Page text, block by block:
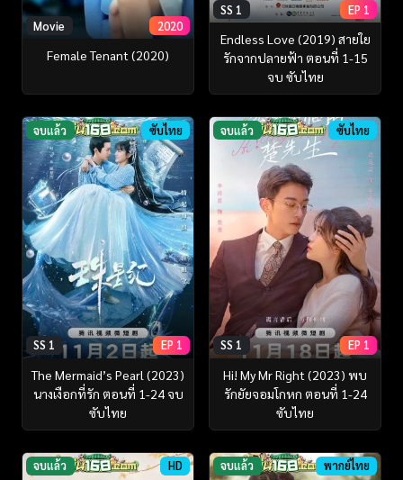
Movie 2020
Female Tenant (2020)
SS 1 EP 1
Endless Love (2019) สายใย
รักจากปลายฟ้า ตอนที่ 1-15
จบ ซับไทย
จบแล้ว ซับไทย
SS 1 EP 1
The Mermaid’s Pearl (2023)
นางเงือกที่รัก ตอนที่ 1-24 จบ
ซับไทย
จบแล้ว ซับไทย
SS 1 EP 1
Hi! My Mr Right (2023) พบ
รักยัยจอมโกหก ตอนที่ 1-24
ซับไทย
จบแล้ว HD จบแล้ว พากย์ไทย